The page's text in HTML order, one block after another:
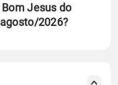
Jesus do
2026?